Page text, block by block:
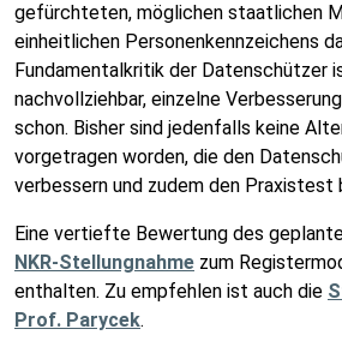
gefürchteten, möglichen staatlichen
einheitlichen Personenkennzeichens
Fundamentalkritik der Datenschützer
nachvollziehbar, einzelne
schon. Bisher sind jedenfalls keine
vorgetragen worden, die den
verbessern und zudem den Praxistest
Eine vertiefte Bewertung des
NKR-Stellungnahme zum
enthalten. Zu empfehlen ist auch die
Prof. Parycek.